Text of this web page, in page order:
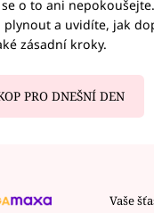
o to ani
plynout a uvidíte, jak
zásadní kroky.
PRO DNEŠNÍ DEN
Vaše